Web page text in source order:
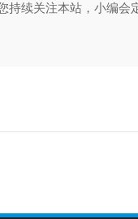
续关注本站，小编会